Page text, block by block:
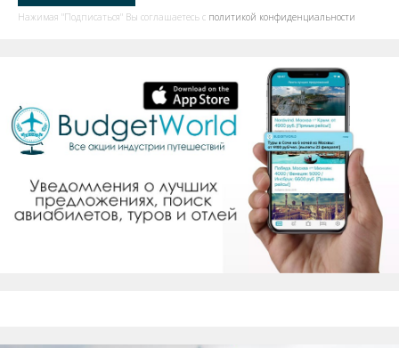
Нажимая "Подписаться" Вы соглашаетесь с политикой конфиденциальности